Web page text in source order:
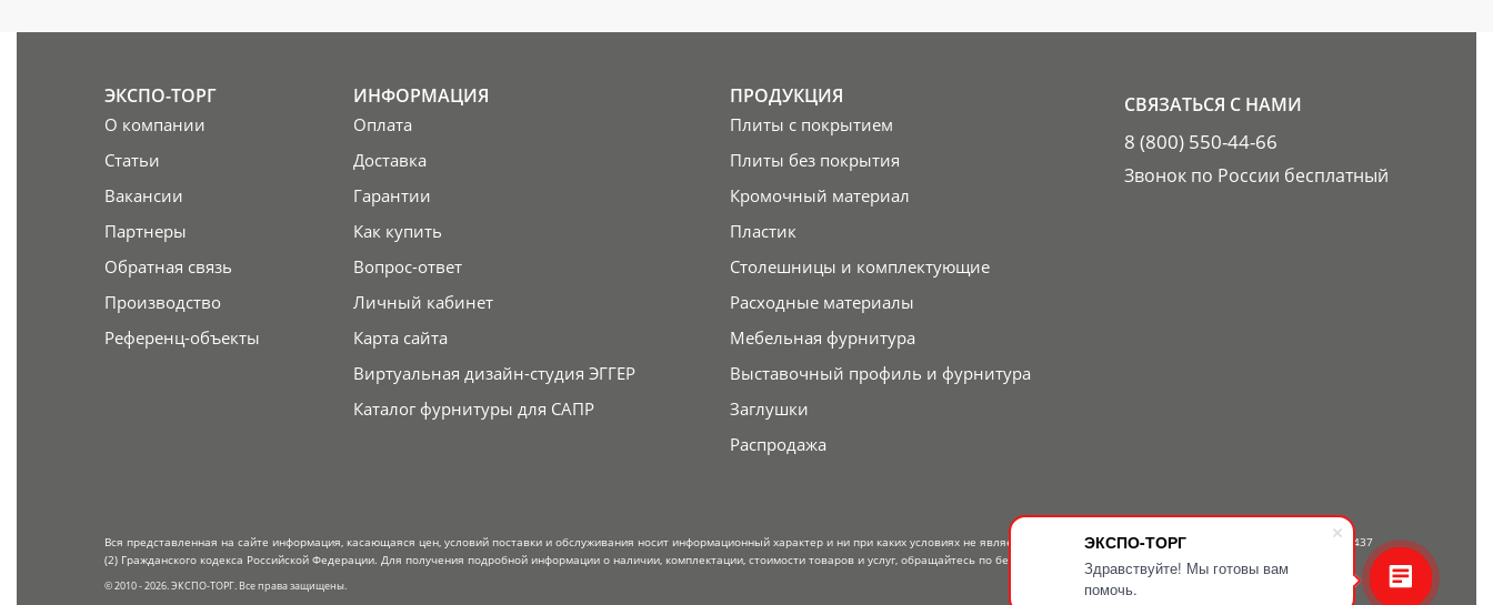
ЭКСПО-ТОРГ
Здравствуйте! Мы готовы вам
помочь.
ЭКСПО-ТОРГ
О компании
Статьи
Вакансии
Партнеры
Обратная связь
Производство
Референц-объекты
ИНФОРМАЦИЯ
Оплата
Доставка
Гарантии
Как купить
Вопрос-ответ
Личный кабинет
Карта сайта
Виртуальная дизайн-студия ЭГГЕР
Каталог фурнитуры для САПР
ПРОДУКЦИЯ
Плиты с покрытием
Плиты без покрытия
Кромочный материал
Пластик
Столешницы и комплектующие
Расходные материалы
Мебельная фурнитура
Выставочный профиль и фурнитура
Заглушки
Распродажа
СВЯЗАТЬСЯ С НАМИ
8 (800) 550-44-66
Звонок по России бесплатный
Вся представленная на сайте информация, касающаяся цен, условий поставки и обслуживания носит информационный характер и ни при каких условиях не является публичной офертой, определяемой положениями Статьи 437
(2) Гражданского кодекса Российской Федерации. Для получения подробной информации о наличии, комплектации, стоимости товаров и услуг, обращайтесь по бесплатному телефону — 8-800-550-44-66.
© 2010 - 2026. ЭКСПО-ТОРГ. Все права защищены.